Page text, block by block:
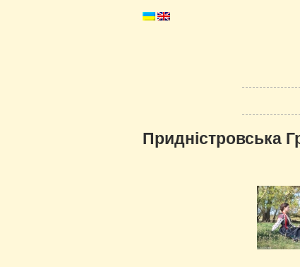
Придністровська